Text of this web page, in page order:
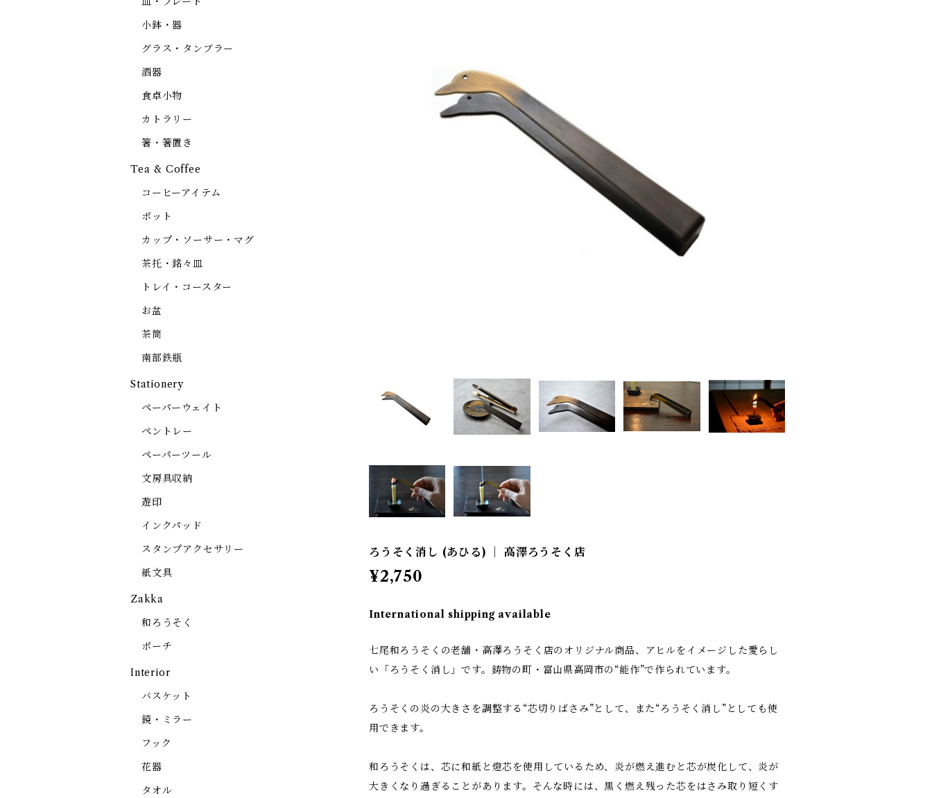
ろうそく消し (あひる) ｜ 高澤ろうそく店
¥2,750
International shipping available
七尾和ろうそくの老舗・高澤ろうそく店のオリジナル商品、アヒルをイメージした愛らし
い「ろうそく消し」です。鋳物の町・富山県高岡市の“能作”で作られています。
ろうそくの炎の大きさを調整する“芯切りばさみ”として、また“ろうそく消し”としても使
用できます。
和ろうそくは、芯に和紙と燈芯を使用しているため、炎が燃え進むと芯が炭化して、炎が
大きくなり過ぎることがあります。そんな時には、黒く燃え残った芯をはさみ取り短くす
小鉢・器
グラス・タンブラー
酒器
食卓小物
カトラリー
箸・箸置き
Tea & Coffee
コーヒーアイテム
ポット
カップ・ソーサー・マグ
茶托・銘々皿
トレイ・コースター
お盆
茶筒
南部鉄瓶
Stationery
ペーパーウェイト
ペントレー
ペーパーツール
文房具収納
遊印
インクパッド
スタンプアクセサリー
紙文具
Zakka
和ろうそく
ポーチ
Interior
バスケット
鏡・ミラー
フック
花器
タオル